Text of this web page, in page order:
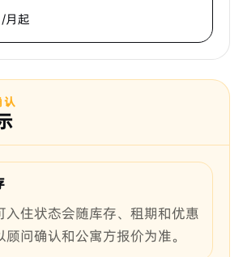
/月起
认
入住状态会随库存、租期和优惠
顾问确认和公寓方报价为准。